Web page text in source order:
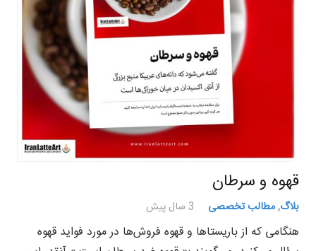
قهوه و سرطان
بلاگ,مطالب تخصصی 3 سال پیش
هنگامی که از باریستاها و قهوه فروش‌ها در مورد فواید قهوه